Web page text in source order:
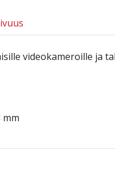
videokameroille ja
mm